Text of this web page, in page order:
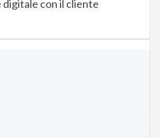
con il cliente